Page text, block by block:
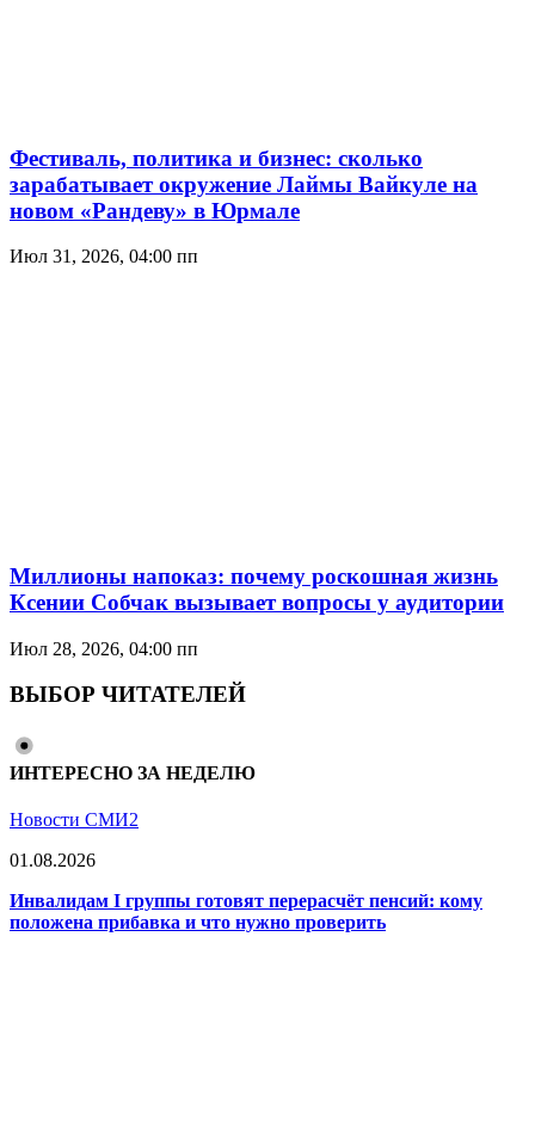
Фестиваль, политика и бизнес: сколько
зарабатывает окружение Лаймы Вайкуле на
новом «Рандеву» в Юрмале
Июл 31, 2026, 04:00 пп
Миллионы напоказ: почему роскошная жизнь
Ксении Собчак вызывает вопросы у аудитории
Июл 28, 2026, 04:00 пп
ВЫБОР ЧИТАТЕЛЕЙ
ИНТЕРЕСНО ЗА НЕДЕЛЮ
Новости СМИ2
01.08.2026
Инвалидам I группы готовят перерасчёт пенсий: кому
положена прибавка и что нужно проверить